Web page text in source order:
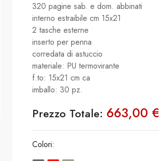
320 pagine sab. e dom. abbinati
interno estraibile cm 15x21
2 tasche esterne
inserto per penna
corredata di astuccio
materiale: PU termovirante
f.to: 15x21 cm ca
imballo: 30 pz.
Prezzo Totale: 663,00 €
Colori: